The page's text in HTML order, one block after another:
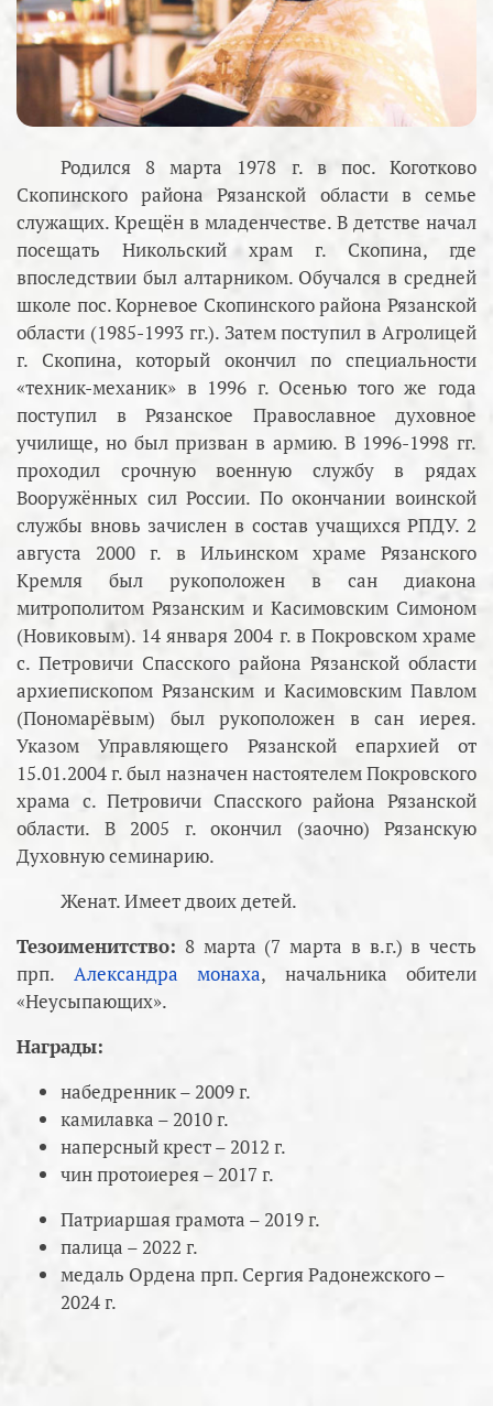
Родился 8 марта 1978 г. в пос. Коготково
Скопинского района Рязанской области в семье
служащих. Крещён в младенчестве. В детстве начал
посещать Никольский храм г. Скопина, где
впоследствии был алтарником. Обучался в средней
школе пос. Корневое Скопинского района Рязанской
области (1985-1993 гг.). Затем поступил в Агролицей
г. Скопина, который окончил по специальности
«техник-механик» в 1996 г. Осенью того же года
поступил в Рязанское Православное духовное
училище, но был призван в армию. В 1996-1998 гг.
проходил срочную военную службу в рядах
Вооружённых сил России. По окончании воинской
службы вновь зачислен в состав учащихся РПДУ. 2
августа 2000 г. в Ильинском храме Рязанского
Кремля был рукоположен в сан диакона
митрополитом Рязанским и Касимовским Симоном
(Новиковым). 14 января 2004 г. в Покровском храме
с. Петровичи Спасского района Рязанской области
архиепископом Рязанским и Касимовским Павлом
(Пономарёвым) был рукоположен в сан иерея.
Указом Управляющего Рязанской епархией от
15.01.2004 г. был назначен настоятелем Покровского
храма с. Петровичи Спасского района Рязанской
области. В 2005 г. окончил (заочно) Рязанскую
Духовную семинарию.
Женат. Имеет двоих детей.
Тезоименитство: 8 марта (7 марта в в.г.) в честь
прп. Александра монаха, начальника обители
«Неусыпающих».
Награды:
набедренник – 2009 г.
камилавка – 2010 г.
наперсный крест – 2012 г.
чин протоиерея – 2017 г.
Патриаршая грамота – 2019 г.
палица – 2022 г.
медаль Ордена прп. Сергия Радонежского –
2024 г.